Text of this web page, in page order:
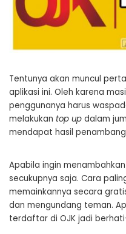
Tentunya akan muncul
aplikasi ini. Oleh karena
penggunanya harus
melakukan top up dalam
mendapat hasil
Apabila ingin
secukupnya saja. Cara
memainkannya secara
dan mengundang teman.
terdaftar di OJK jadi